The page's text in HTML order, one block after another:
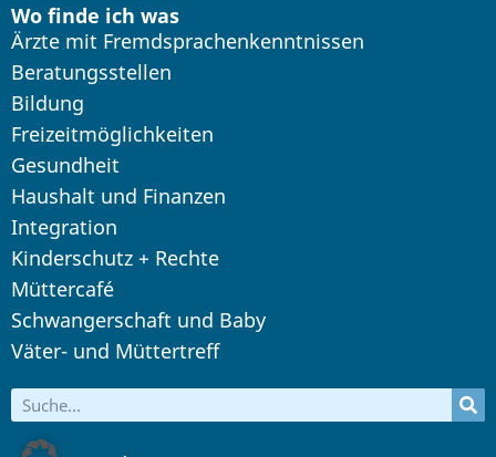
Wo finde ich was
Ärzte mit Fremdsprachenkenntnissen
Beratungsstellen
Bildung
Freizeitmöglichkeiten
Gesundheit
Haushalt und Finanzen
Integration
Kinderschutz + Rechte
Müttercafé
Schwangerschaft und Baby
Väter- und Müttertreff